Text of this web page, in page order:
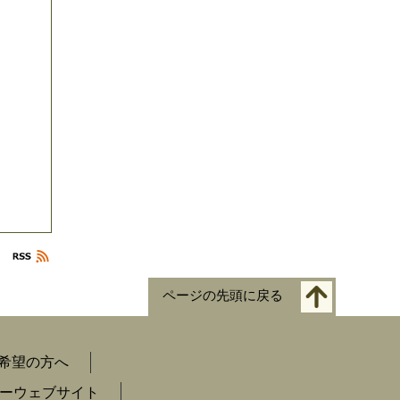
ページの先頭に戻る
望の方へ
ウェブサイト